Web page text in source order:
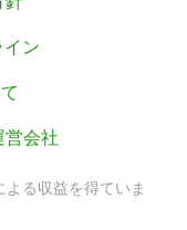
ン
営会社
る収益を得ていま